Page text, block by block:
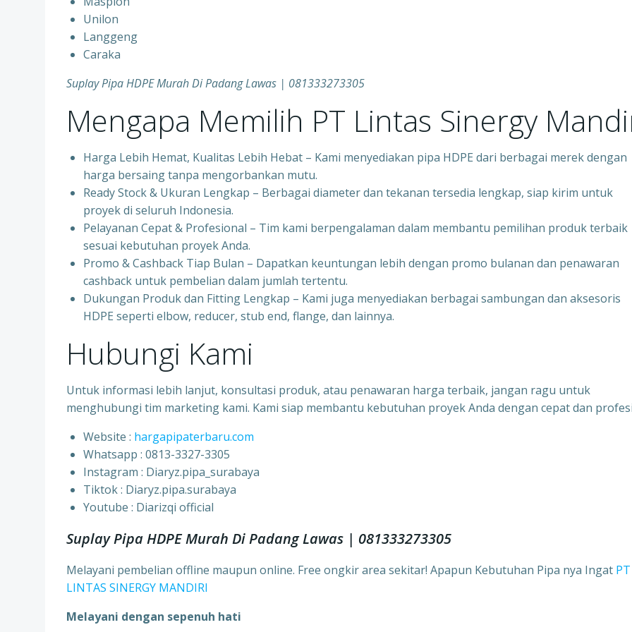
Unilon
Langgeng
Caraka
Suplay Pipa HDPE Murah Di Padang Lawas | 081333273305
Mengapa Memilih PT Lintas Sinergy
Harga Lebih Hemat, Kualitas Lebih Hebat – Kami menyediakan pipa HDPE dari berbagai merek dengan
harga bersaing tanpa mengorbankan mutu.
Ready Stock & Ukuran Lengkap – Berbagai diameter dan tekanan tersedia lengkap, siap kirim untuk
proyek di seluruh Indonesia.
Pelayanan Cepat & Profesional – Tim kami berpengalaman dalam membantu pemilihan produk terbaik
sesuai kebutuhan proyek Anda.
Promo & Cashback Tiap Bulan – Dapatkan keuntungan lebih dengan promo bulanan dan penawaran
cashback untuk pembelian dalam jumlah tertentu.
Dukungan Produk dan Fitting Lengkap – Kami juga menyediakan berbagai sambungan dan aksesoris
HDPE seperti elbow, reducer, stub end, flange, dan lainnya.
Hubungi Kami
Untuk informasi lebih lanjut, konsultasi produk, atau penawaran harga terbaik, jangan ragu untuk
menghubungi tim marketing kami. Kami siap membantu kebutuhan proyek Anda dengan cepat dan
Website : hargapipaterbaru.com
Whatsapp : 0813-3327-3305
⁠Instagram : Diaryz.pipa_surabaya
⁠Tiktok : Diaryz.pipa.surabaya
⁠Youtube : Diarizqi official
Suplay Pipa HDPE Murah Di Padang Lawas | 081333273305
Melayani pembelian offline maupun online. Free ongkir area sekitar! Apapun Kebutuhan Pipa nya Ingat PT
LINTAS SINERGY MANDIRI
Melayani dengan sepenuh hati